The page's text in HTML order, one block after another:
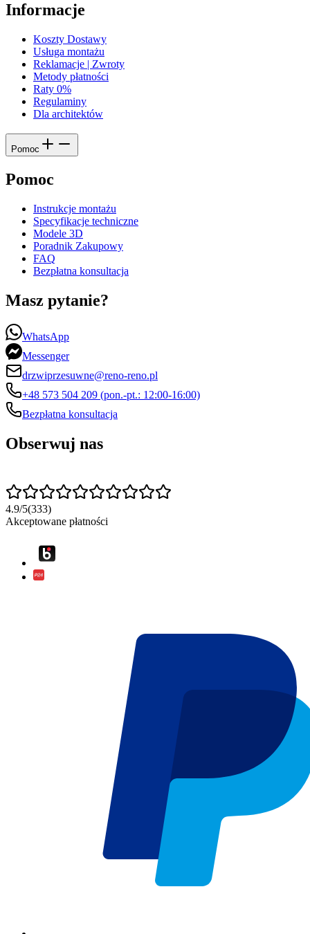
Informacje
Koszty Dostawy
Usługa montażu
Reklamacje | Zwroty
Metody płatności
Raty 0%
Regulaminy
Dla architektów
Pomoc
Pomoc
Instrukcje montażu
Specyfikacje techniczne
Modele 3D
Poradnik Zakupowy
FAQ
Bezpłatna konsultacja
Masz pytanie?
WhatsApp
Messenger
drzwiprzesuwne@reno-reno.pl
+48 573 504 209 (pon.-pt.: 12:00-16:00)
Bezpłatna konsultacja
Obserwuj nas
4.9/5(333)
Akceptowane płatności